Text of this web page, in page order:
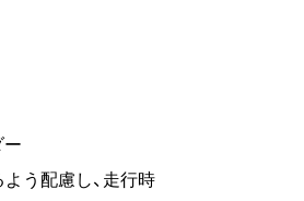
う配慮し、走行時